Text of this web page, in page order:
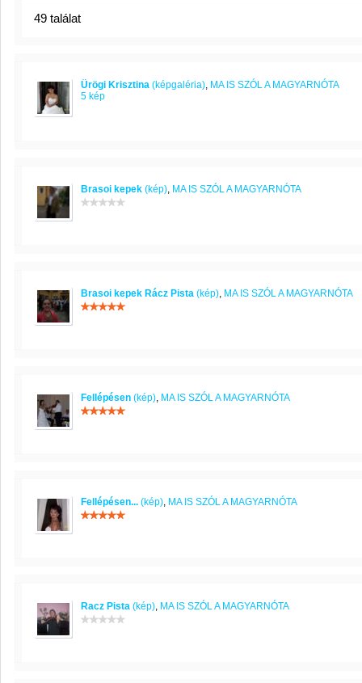
49 találat
Ürögi Krisztina (képgaléria), MA IS SZÓL A MAGYARNÓTA
5 kép
Brasoi kepek (kép), MA IS SZÓL A MAGYARNÓTA
Brasoi kepek Rácz Pista (kép), MA IS SZÓL A MAGYARNÓTA
Fellépésen (kép), MA IS SZÓL A MAGYARNÓTA
Fellépésen... (kép), MA IS SZÓL A MAGYARNÓTA
Racz Pista (kép), MA IS SZÓL A MAGYARNÓTA